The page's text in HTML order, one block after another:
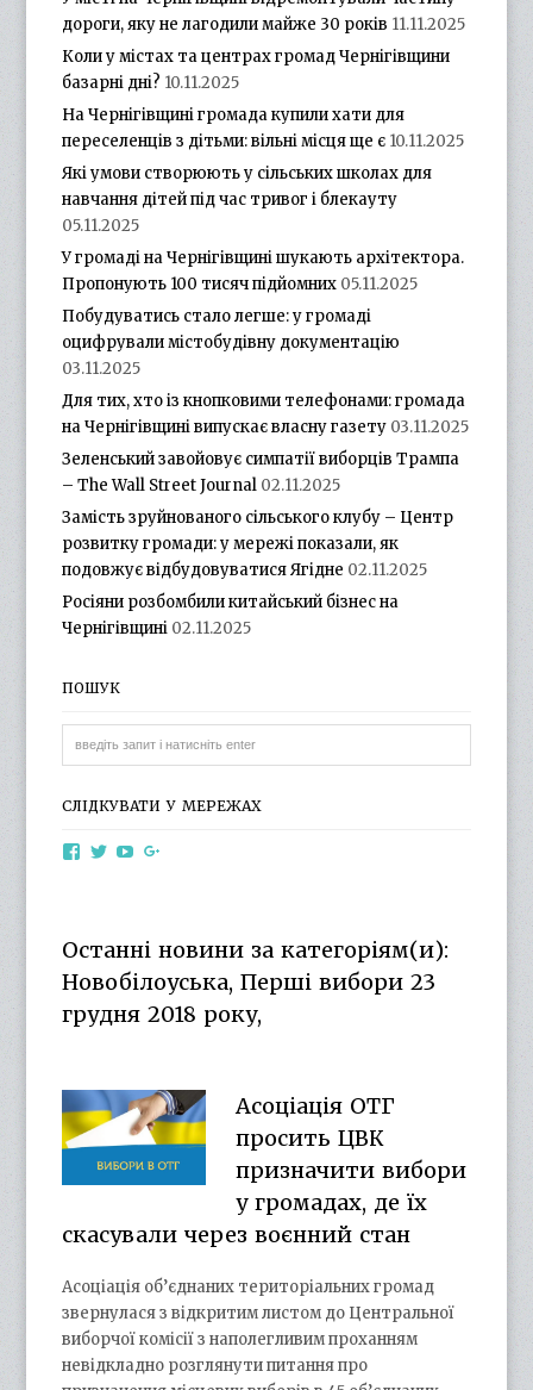
дороги, яку не лагодили майже 30 років 11.11.2025
Коли у містах та центрах громад Чернігівщини
базарні дні? 10.11.2025
На Чернігівщині громада купили хати для
переселенців з дітьми: вільні місця ще є 10.11.2025
Які умови створюють у сільських школах для
навчання дітей під час тривог і блекауту
05.11.2025
У громаді на Чернігівщині шукають архітектора.
Пропонують 100 тисяч підйомних 05.11.2025
Побудуватись стало легше: у громаді
оцифрували містобудівну документацію
03.11.2025
Для тих, хто із кнопковими телефонами: громада
на Чернігівщині випускає власну газету 03.11.2025
Зеленський завойовує симпатії виборців Трампа
– The Wall Street Journal 02.11.2025
Замість зруйнованого сільського клубу – Центр
розвитку громади: у мережі показали, як
подовжує відбудовуватися Ягідне 02.11.2025
Росіяни розбомбили китайський бізнес на
Чернігівщині 02.11.2025
ПОШУК
СЛІДКУВАТИ У МЕРЕЖАХ
ViewViewView
YouTube
Останні новини за категоріям(и):
Новобілоуська, Перші вибори 23
грудня 2018 року,
Асоціація ОТГ
просить ЦВК
призначити вибори
у громадах, де їх
скасували через воєнний стан
Асоціація об’єднаних територіальних громад
звернулася з відкритим листом до Центральної
виборчої комісії з наполегливим проханням
невідкладно розглянути питання про